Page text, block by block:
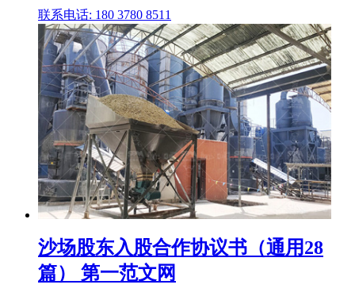
联系电话: 180 3780 8511
沙场股东入股合作协议书（通用28
篇） 第一范文网